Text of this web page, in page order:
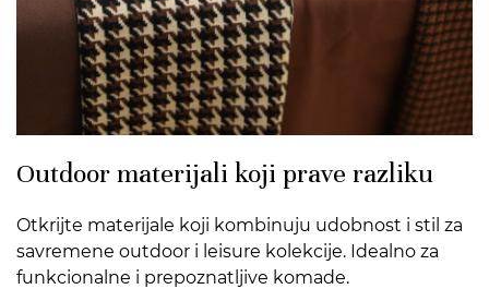
Outdoor materijali koji prave razliku
Otkrijte materijale koji kombinuju udobnost i stil za
savremene outdoor i leisure kolekcije. Idealno za
funkcionalne i prepoznatljive komade.